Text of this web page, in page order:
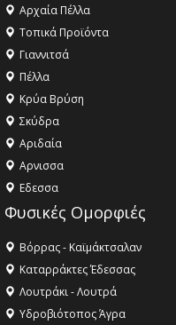
Αρχαία Πέλλα
Τοπικά Προϊόντα
Γιαννιτσά
Πέλλα
Κρύα Βρύση
Σκύδρα
Αριδαία
Aρνισσα
Eδεσσα
Φυσικές Ομορφιές
Βόρρας - Καϊμάκτσαλαν
Καταρράκτες Έδεσσας
Λουτράκι - Λουτρά
Υδροβιότοπος Άγρα